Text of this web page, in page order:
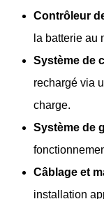
Contrôleur
la batterie au
Système de
rechargé via
charge.
Système de
Câblage et
installation